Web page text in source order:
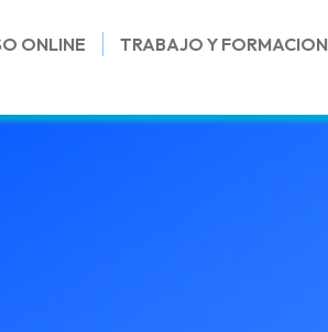
ONLINE TRABAJO Y FORMACION